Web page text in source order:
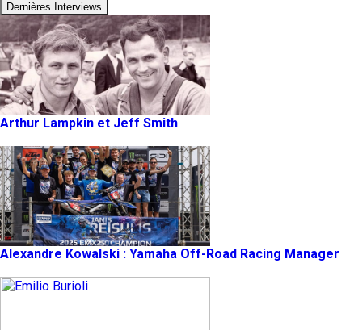
Dernières Interviews
Arthur Lampkin et Jeff Smith
Alexandre Kowalski : Yamaha Off-Road Racing Manager